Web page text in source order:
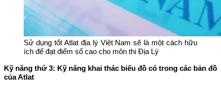
Sử dụng tốt Atlat địa lý Việt Nam sẽ là một cách hữu
ích để đạt điểm số cao cho môn thi Địa Lý
Kỹ năng thứ 3: Kỹ năng khai thác biểu đồ có trong các bản đồ
của Atlat